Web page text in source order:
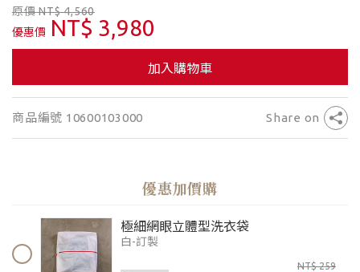
原價 NT$ 4,560
優惠價 NT$ 3,980
加入購物車
商品編號 10600103000 Share on
優惠加價購
極細網眼立體型洗衣袋
白-訂製
NT$ 259